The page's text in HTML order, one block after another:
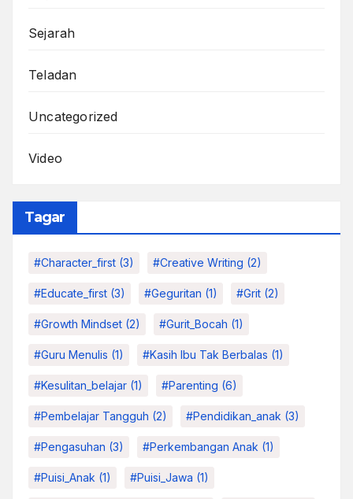
Sejarah
Teladan
Uncategorized
Video
Tagar
#character_first (3) #Creative Writing (2)
#educate_first (3) #Geguritan (1) #grit (2)
#growth Mindset (2) #Gurit_Bocah (1)
#Guru Menulis (1) #kasih Ibu Tak Berbalas (1)
#kesulitan_belajar (1) #parenting (6)
#pembelajar Tangguh (2) #pendidikan_anak (3)
#pengasuhan (3) #Perkembangan Anak (1)
#Puisi_Anak (1) #Puisi_Jawa (1)